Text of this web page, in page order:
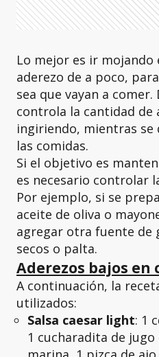
Lo mejor es ir mojando
aderezo de a poco,
sea que vayan a
controla la cantidad de
ingiriendo, mientras
las comidas.
Si el objetivo es
es necesario controlar
Por ejemplo, si se
aceite de oliva o
agregar otra fuente de
secos o palta.
Aderezos bajos en
A continuación, la
utilizados:
Salsa caesar light: 1
1 cucharadita de